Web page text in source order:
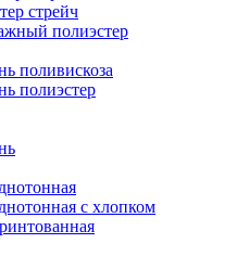
стрейч
полиэстер
поливискоза
полиэстер
с хлопком